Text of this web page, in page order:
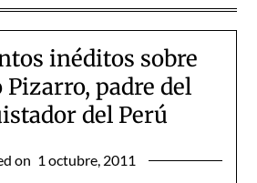
inéditos sobre
Pizarro, padre del
del Perú
on 1 octubre, 2011